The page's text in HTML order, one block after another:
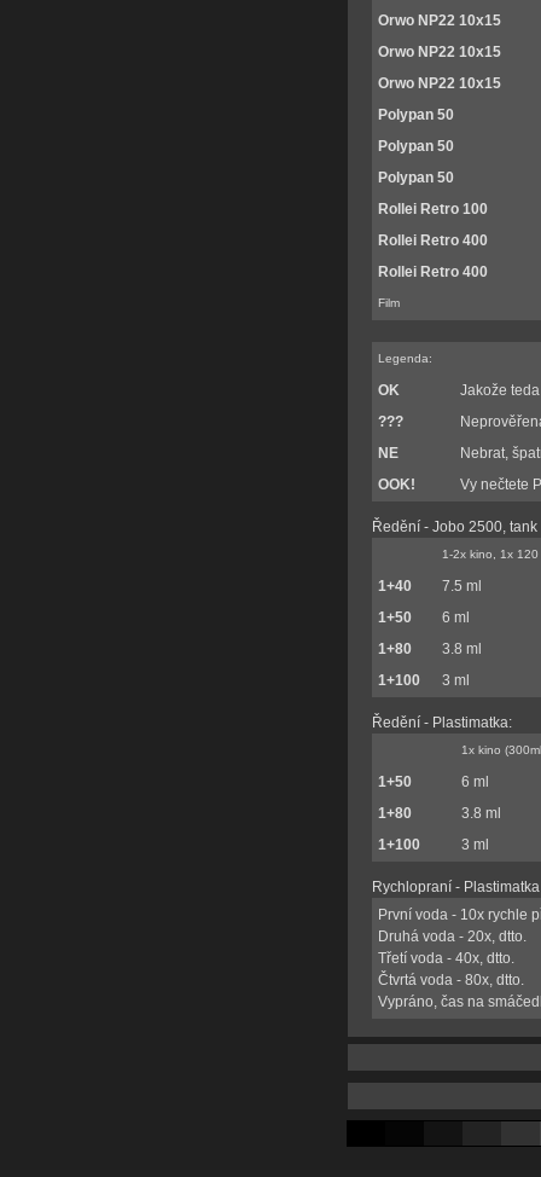
Orwo NP22 10x15
Orwo NP22 10x15
Orwo NP22 10x15
Polypan 50
Polypan 50
Polypan 50
Rollei Retro 100
Rollei Retro 400
Rollei Retro 400
Film
Legenda:
OK
Jakože
???
NE
Nebrat,
OOK!
Vy nečtete
Ředění - Jobo 2500, tank
1-2x kino, 1x 120
1+40
7.5 ml
1+50
6 ml
1+80
3.8 ml
1+100
3 ml
Ředění - Plastimatka:
1x kino
1+50
6 ml
1+80
3.8 ml
1+100
3 ml
Rychlopraní -
První voda - 10x rychle
Druhá voda - 20x, dtto.
Třetí voda - 40x, dtto.
Čtvrtá voda - 80x, dtto.
Vypráno, čas na